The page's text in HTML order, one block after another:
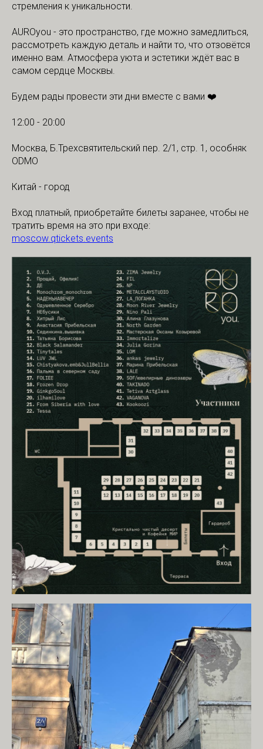
стремления к уникальности.
AUROyou - это пространство, где можно замедлиться,
рассмотреть каждую деталь и найти то, что отзовётся
именно вам. Атмосфера уюта и эстетики ждёт вас в
самом сердце Москвы.
Будем рады провести эти дни вместе с вами ❤️
12:00 - 20:00
Москва, Б.Трехсвятительский пер. 2/1, стр. 1, особняк
ODMO
Китай - город
Вход платный, приобретайте билеты заранее, чтобы не
тратить время на это при входе:
moscow.qtickets.events